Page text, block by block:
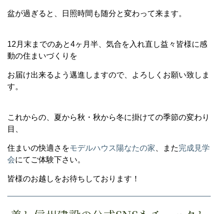
盆が過ぎると、日照時間も随分と変わって来ます。
12月末までのあと4ヶ月半、気合を入れ直し益々皆様に感
動の住まいづくりを
お届け出来るよう邁進しますので、よろしくお願い致しま
す。
これからの、夏から秋・秋から冬に掛けての季節の変わり
目、
住まいの快適さをモデルハウス陽なたの家 、また完成見学
会にてご体験下さい。
皆様のお越しをお待ちしております！